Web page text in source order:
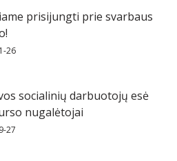
prisijungti prie svarbaus
26
socialinių darbuotojų esė
nugalėtojai
27